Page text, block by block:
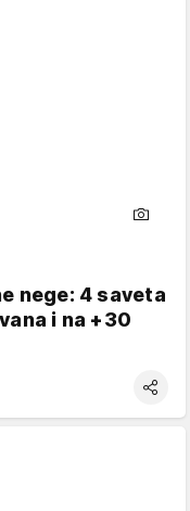
nege: 4 saveta
i na +30